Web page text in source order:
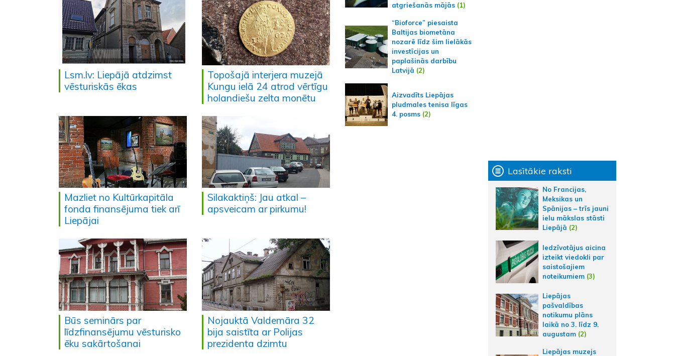
Lsm.lv: Liepājā atdzimst
vēsturiskās ēkas
Topošajā interjera muzejā
Kungu ielā 24 atrod vērtīgu
holandiešu zelta monētu
Mazliet no Kultūrkapitāla
fonda finansējuma tiek arī
Liepājai
Silakaktiņš: Jau atkal –
apsveicam ar pirkumu!
Būs seminārs par
līdzfinansējumu vēsturisko
ēku sakārtošanai
Nojauktā Valdemāra 32
bija saistīta ar Polijas
prezidenta dzimtu
atgriešanās mājās (1)
“Bioforce” piesaista
Baltijas biometāna
nozarē līdz šim lielākās
investīcijas un
paplašinās darbību
Latvijā (2)
Aizvadīts Liepājas
pludmales tenisa līgas
4. posms (2)
Lasītākie raksti
No Francijas,
Meksikas un
Spānijas – trīs jauni
ielu mākslas stāsti
Liepājā (2)
Iedzīvotājus aicina
izteikt viedokli par
saistošajiem
noteikumiem (3)
Liepājas
pašvaldības
notikumu plāns
laikā no 3. līdz 9.
augustam (2)
Liepājas muzejs